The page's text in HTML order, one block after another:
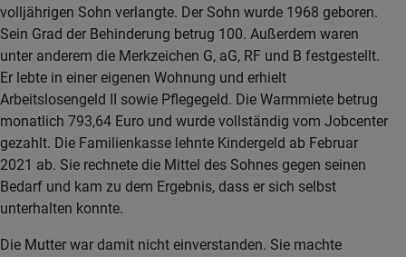
volljährigen Sohn verlangte. Der Sohn wurde 1968 geboren.
Sein Grad der Behinderung betrug 100. Außerdem waren
unter anderem die Merkzeichen G, aG, RF und B festgestellt.
Er lebte in einer eigenen Wohnung und erhielt
Arbeitslosengeld II sowie Pflegegeld. Die Warmmiete betrug
monatlich 793,64 Euro und wurde vollständig vom Jobcenter
gezahlt. Die Familienkasse lehnte Kindergeld ab Februar
2021 ab. Sie rechnete die Mittel des Sohnes gegen seinen
Bedarf und kam zu dem Ergebnis, dass er sich selbst
unterhalten konnte.
Die Mutter war damit nicht einverstanden. Sie machte